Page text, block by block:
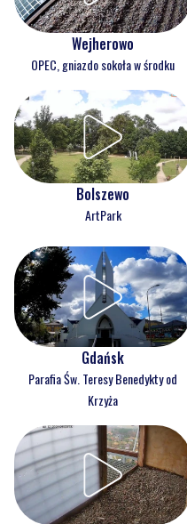
Wejherowo
OPEC, gniazdo sokoła w środku
Bolszewo
ArtPark
Gdańsk
Parafia Św. Teresy Benedykty od
Krzyża